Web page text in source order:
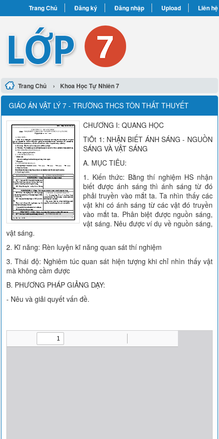
Trang Chủ Đăng ký Đăng nhập Upload Liên hệ
Trang Chủ › Khoa Học Tự Nhiên 7
GIÁO ÁN VẬT LÝ 7 - TRƯỜNG THCS TÔN THẤT THUYẾT
CHƯƠNG I: QUANG HỌC
TiÕt 1: NHẬN BIẾT ÁNH SÁNG - NGUỒN
SÁNG VÀ VẬT SÁNG
A. MỤC TIÊU:
1. Kiến thức: Bằng thí nghiệm HS nhận
biết được ánh sáng thì ánh sáng từ đó
phải truyền vào mắt ta. Ta nhìn thấy các
vật khi có ánh sáng từ các vật đó truyền
vào mắt ta. Phân biệt được nguồn sáng,
vật sáng. Nêu được ví dụ về nguồn sáng,
vật sáng.
2. Kĩ năng: Rèn luyện kĩ năng quan sát thí nghiệm
3. Thái độ: Nghiêm túc quan sát hiện tượng khi chỉ nhìn thấy vật
mà không cầm được
B. PHƯƠNG PHÁP GIẢNG DẠY:
- Nêu và giải quyết vấn đề.